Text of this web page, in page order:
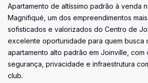
Apartamento de altíssimo padrão à venda
Magnifiqué, um dos empreendimentos
sofisticados e valorizados do Centro de
excelente oportunidade para quem busca
apartamento alto padrão em Joinville, com
segurança, privacidade e infraestrutura
club.